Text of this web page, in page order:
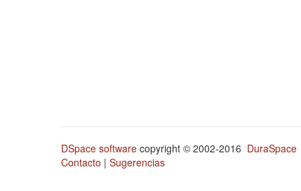
DSpace software copyright © 2002-2016 DuraSpace
Contacto | Sugerencias